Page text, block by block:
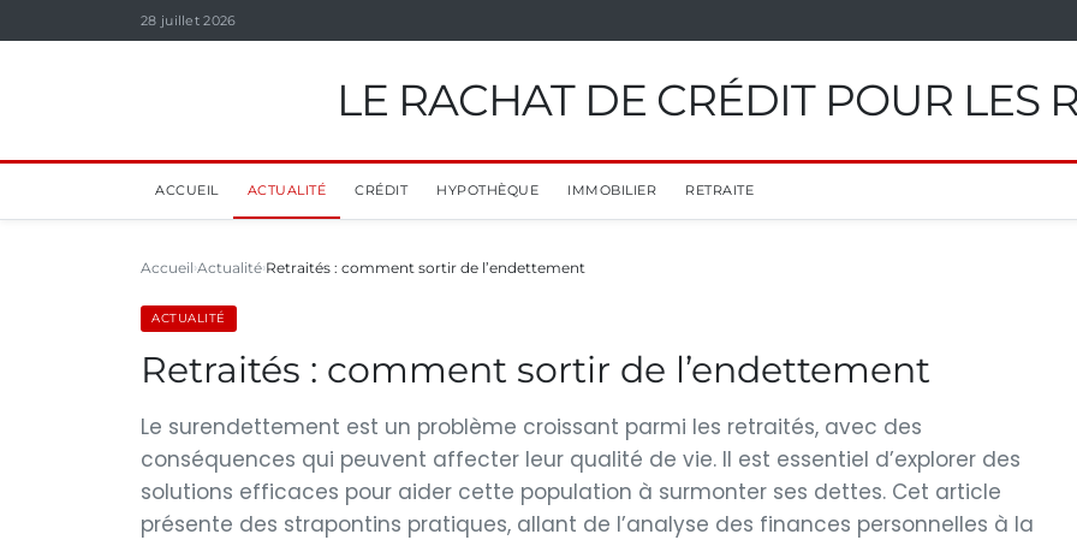
28 juillet 2026
LE RACHAT DE CRÉDIT POUR LES
ACCUEIL ACTUALITÉ CRÉDIT HYPOTHÈQUE IMMOBILIER RETRAITE
Accueil Actualité Retraités : comment sortir de l’endettement
ACTUALITÉ
Retraités : comment sortir de l’endettement
Le surendettement est un problème croissant parmi les retraités, avec des
conséquences qui peuvent affecter leur qualité de vie. Il est essentiel d’explorer des
solutions efficaces pour aider cette population à surmonter ses dettes. Cet article
présente des strapontins pratiques, allant de l’analyse des finances personnelles à la